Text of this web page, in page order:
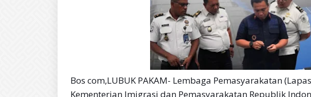
Bos com,LUBUK PAKAM- Lembaga Pemasyarakatan
Kementerian Imigrasi dan Pemasyarakatan Republik